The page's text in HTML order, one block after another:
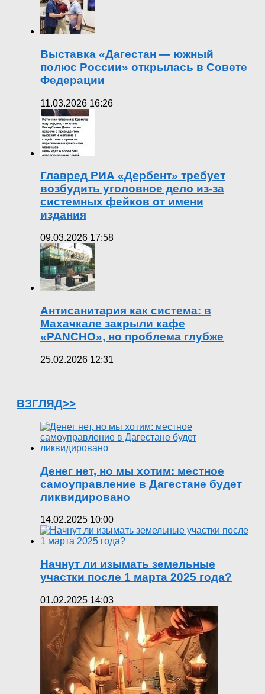
Выставка «Дагестан — южный
полюс России» открылась в Совете
Федерации
11.03.2026 16:26
Главред РИА «Дербент» требует
возбудить уголовное дело из-за
системных фейков от имени
издания
09.03.2026 17:58
Антисанитария как система: в
Махачкале закрыли кафе
«PANCHO», но проблема глубже
25.02.2026 12:31
ВЗГЛЯД>>
Денег нет, но мы хотим: местное
самоуправление в Дагестане будет
ликвидировано
14.02.2025 10:00
Начнут ли изымать земельные
участки после 1 марта 2025 года?
01.02.2025 14:03